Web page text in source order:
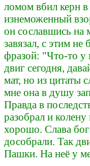
ломом вбил керн
изнеможенный
он сославшись
завязал, с этим не
фразой: "Что-то у
двиг сегодня,
мат, но из цитаты
мне она в душу
Правда в
разобрал и
хорошо. Слава
дособрали. Так
Пашки. На неё у